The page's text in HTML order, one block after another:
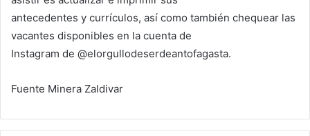
antecedentes y currículos, así como también chequear las
vacantes disponibles en la cuenta de
Instagram de @elorgullodeserdeantofagasta.
Fuente Minera Zaldivar